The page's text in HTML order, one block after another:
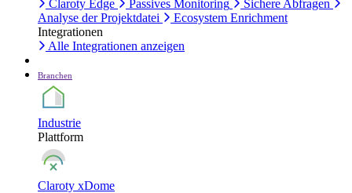
Claroty Edge
Passives Monitoring
Sichere Abfragen
Analyse der Projektdatei
Ecosystem Enrichment
Integrationen
Alle Integrationen anzeigen
Branchen
Industrie
Plattform
Claroty xDome